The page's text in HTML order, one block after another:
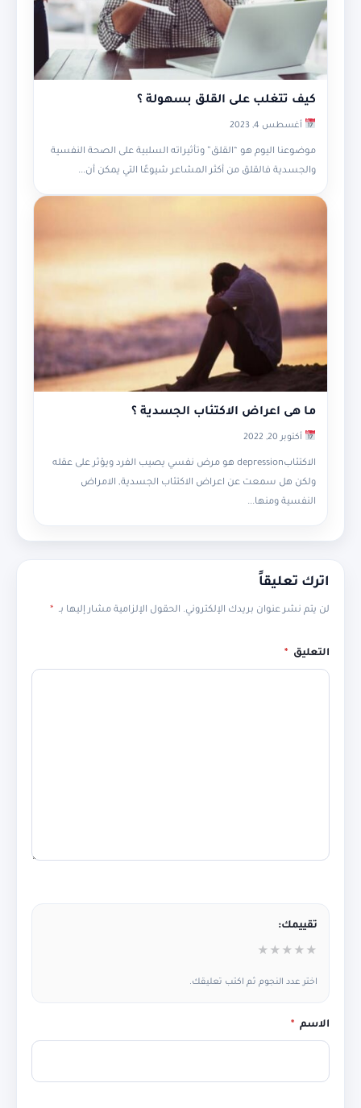
كيف تتغلب على القلق بسهولة ؟
أغسطس 4, 2023
موضوعنا اليوم هو “القلق” وتأثيراته السلبية على الصحة النفسية
والجسدية فالقلق من أكثر المشاعر شيوعًا التي يمكن أن...
ما هى اعراض الاكتئاب الجسدية ؟
أكتوبر 20, 2022
الاكتئابdepression هو مرض نفسي يصيب الفرد ويؤثر على عقله
ولكن هل سمعت عن اعراض الاكتئاب الجسدية, الامراض
النفسية ومنها...
اترك تعليقاً
لن يتم نشر عنوان بريدك الإلكتروني. الحقول الإلزامية مشار إليها بـ *
التعليق *
تقييمك:
★
★
★
★
★
اختر عدد النجوم ثم اكتب تعليقك.
الاسم *